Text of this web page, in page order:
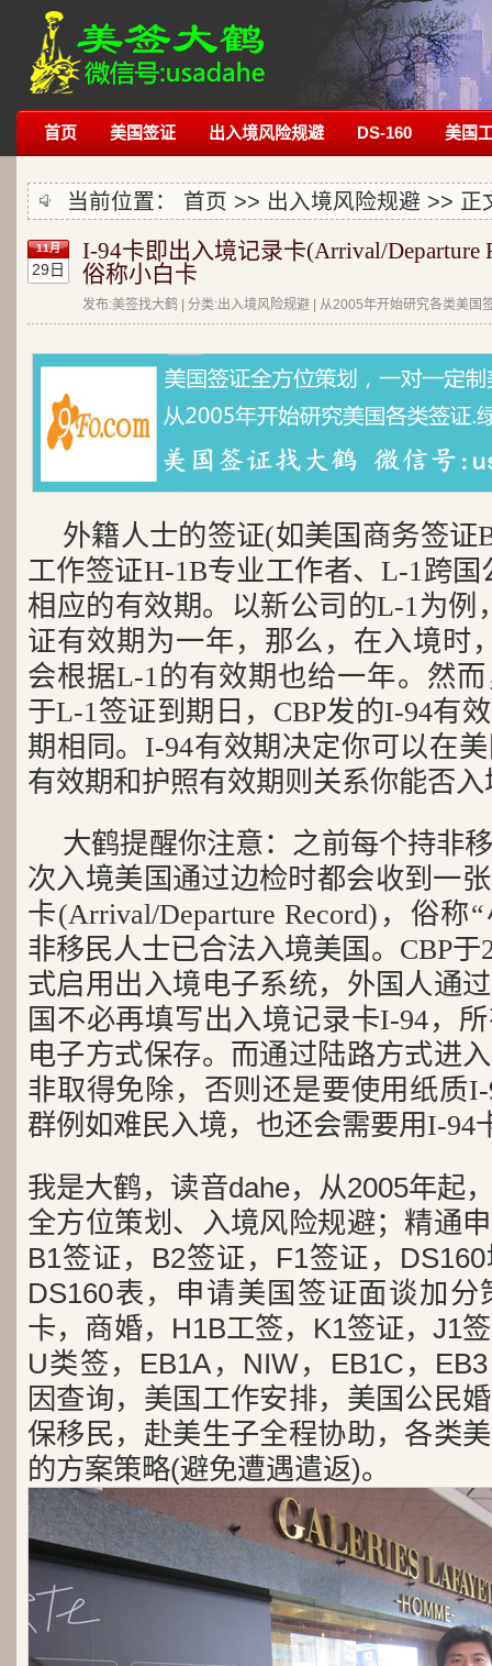
首页 美国签证 出入境风险规避 DS-160 美国
当前位置： 首页 >> 出入境风险规避 >> 正
11月
29日
I-94卡即出入境记录卡(Arrival/Departure
俗称小白卡
发布:美签找大鹤 | 分类:出入境风险规避 | 从2005年开始研究各类美国
外籍人士的签证(如美国商务签证
工作签证H-1B专业工作者、L-1跨
相应的有效期。以新公司的L-1为例
证有效期为一年，那么，在入境时
会根据L-1的有效期也给一年。然
于L-1签证到期日，CBP发的I-94有
期相同。I-94有效期决定你可以在
有效期和护照有效期则关系你能否
大鹤提醒你注意：之前每个持非
次入境美国通过边检时都会收到一
卡(Arrival/Departure Record)，俗
非移民人士已合法入境美国。CBP于
式启用出入境电子系统，外国人通
国不必再填写出入境记录卡I-94，
电子方式保存。而通过陆路方式进
非取得免除，否则还是要使用纸质
群例如难民入境，也还会需要用I-94
我是大鹤，读音dahe，从2005年起
全方位策划、入境风险规避；精通
B1签证，B2签证，F1签证，
DS160表，申请美国签证面谈加
卡，商婚，H1B工签，K1签证，J1
U类签，EB1A，NIW，EB1C，
因查询，美国工作安排，美国公民
保移民，赴美生子全程协助，各类
的方案策略(避免遭遇遣返)。